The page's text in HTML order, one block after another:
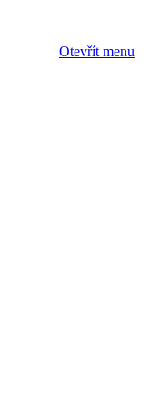
Otevřít menu